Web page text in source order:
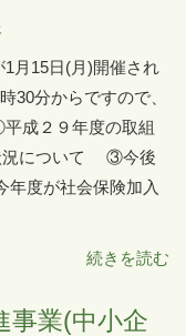
月15日(月)開催され
30分からですので、
成２９年度の取組
況について ③今後
年度が社会保険加入
続きを読む
事業(中小企